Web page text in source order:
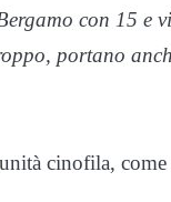
con 15
portano
cinofila,